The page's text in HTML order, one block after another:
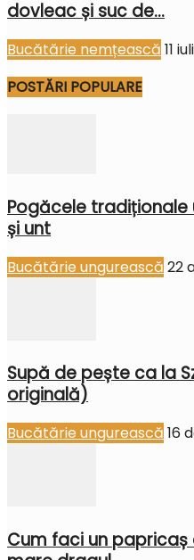
dovleac și suc de...
Bucătărie nemțească 11
POSTĂRI POPULARE
Pogăcele
și unt
Bucătărie ungurească 22
Supă de pește ca la
originală)
Bucătărie ungurească 16
Cum faci un